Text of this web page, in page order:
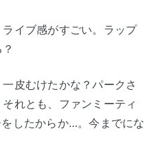
イブ感がすごい。ラップ
皮むけたかな？パークさ
れとも、ファンミーティ
したからか…。今までにな